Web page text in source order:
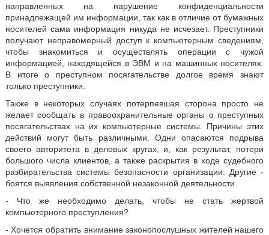
направленных на нарушение конфиденциальности
принадлежащей им информации, так как в отличие от бумажных
носителей сама информация никуда не исчезает. Преступники
получают неправомерный доступ к компьютерным сведениям,
чтобы знакомиться и осуществлять операции с чужой
информацией, находящейся в ЭВМ и на машинных носителях.
В итоге о преступном посягательстве долгое время знают
только преступники.
Также в некоторых случаях потерпевшая сторона просто не
желает сообщать в правоохранительные органы о преступных
посягательствах на их компьютерные системы. Причины этих
действий могут быть различными. Одни опасаются подрыва
своего авторитета в деловых кругах, и, как результат, потери
большого числа клиентов, а также раскрытия в ходе судебного
разбирательства системы безопасности организации. Другие -
боятся выявления собственной незаконной деятельности.
- Что же необходимо делать, чтобы не стать жертвой
компьютерного преступления?
- Хочется обратить внимание законопослушных жителей нашего